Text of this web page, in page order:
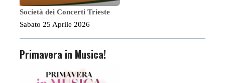
Società dei Concerti Trieste
Sabato 25 Aprile 2026
Primavera in Musica!